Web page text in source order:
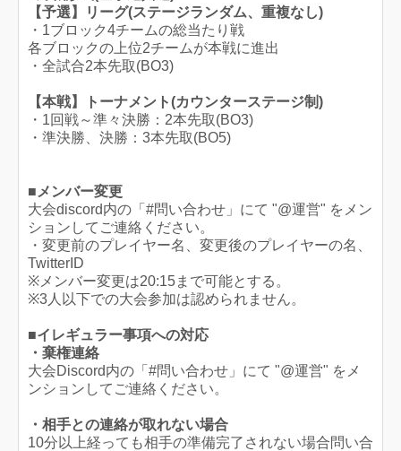
【予選】リーグ(ステージランダム、重複なし)
・1ブロック4チームの総当たり戦
各ブロックの上位2チームが本戦に進出
・全試合2本先取(BO3)
【本戦】トーナメント(カウンターステージ制)
・1回戦～準々決勝：2本先取(BO3)
・準決勝、決勝：3本先取(BO5)
■メンバー変更
大会discord内の「#問い合わせ」にて "@運営" をメン
ションしてご連絡ください。
・変更前のプレイヤー名、変更後のプレイヤーの名、
TwitterID
※メンバー変更は20:15まで可能とする。
※3人以下での大会参加は認められません。
■イレギュラー事項への対応
・棄権連絡
大会Discord内の「#問い合わせ」にて "@運営" をメ
ンションしてご連絡ください。
・相手との連絡が取れない場合
10分以上経っても相手の準備完了されない場合問い合